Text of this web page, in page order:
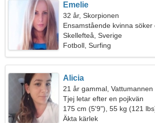
Emelie
32 år, Skorpionen
Ensamstående kvinna söker
Skellefteå, Sverige
Fotboll, Surfing
Alicia
21 år gammal, Vattumannen
Tjej letar efter en pojkvän
175 cm (5'9"), 55 kg (121
Äkta kärlek